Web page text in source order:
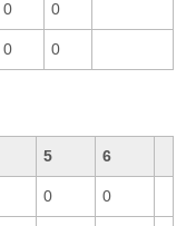
0 0
0 0
5 6
0 0